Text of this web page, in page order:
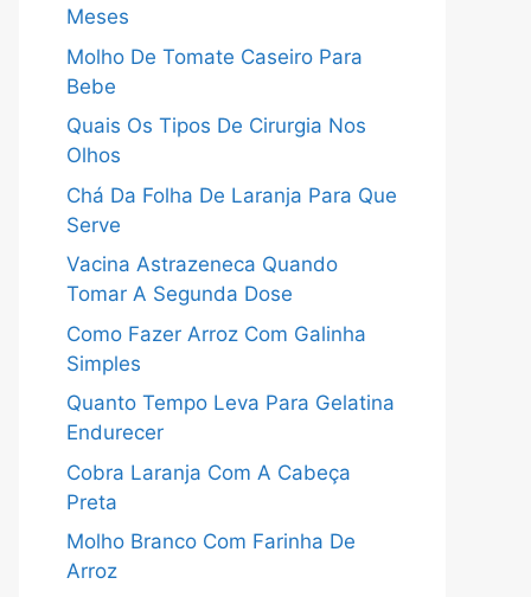
Meses
Molho De Tomate Caseiro Para
Bebe
Quais Os Tipos De Cirurgia Nos
Olhos
Chá Da Folha De Laranja Para Que
Serve
Vacina Astrazeneca Quando
Tomar A Segunda Dose
Como Fazer Arroz Com Galinha
Simples
Quanto Tempo Leva Para Gelatina
Endurecer
Cobra Laranja Com A Cabeça
Preta
Molho Branco Com Farinha De
Arroz